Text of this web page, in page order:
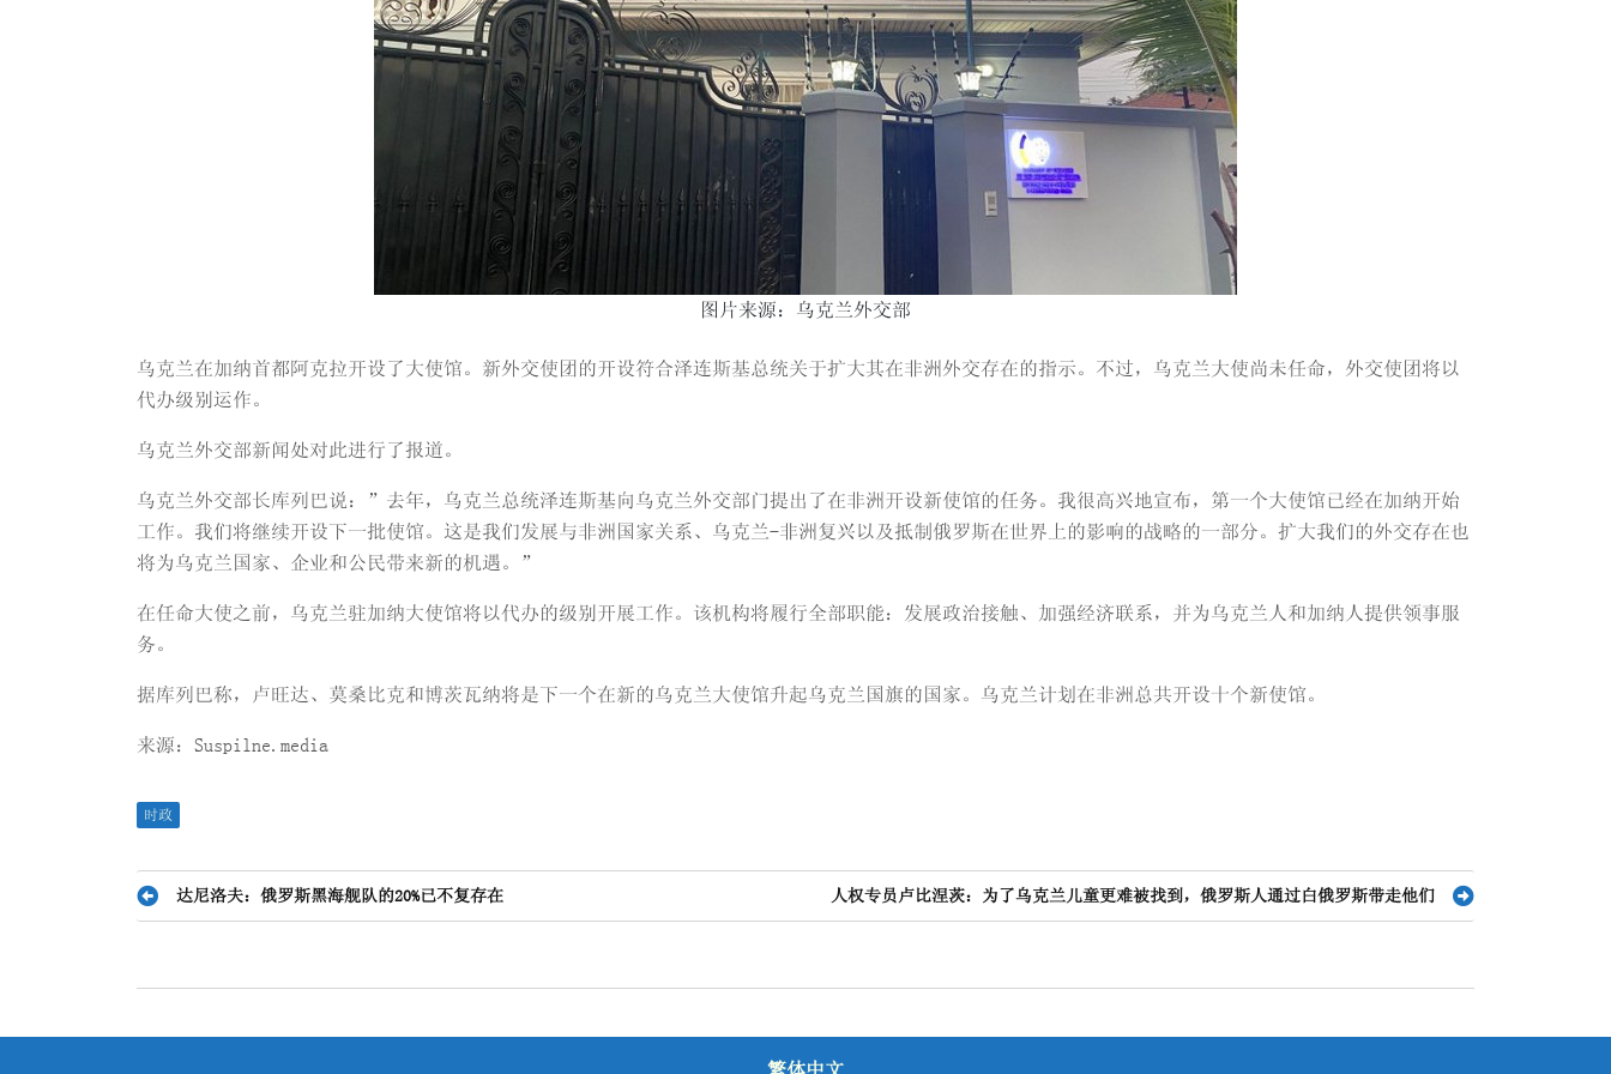
图片来源：乌克兰外交部
乌克兰在加纳首都阿克拉开设了大使馆。新外交使团的开设符合泽连斯基总统关于扩大其在非洲外交存在的指示。不过，乌克兰大使尚未任命，外交使团将以
代办级别运作。
乌克兰外交部新闻处对此进行了报道。
乌克兰外交部长库列巴说：”去年，乌克兰总统泽连斯基向乌克兰外交部门提出了在非洲开设新使馆的任务。我很高兴地宣布，第一个大使馆已经在加纳开始
工作。我们将继续开设下一批使馆。这是我们发展与非洲国家关系、乌克兰-非洲复兴以及抵制俄罗斯在世界上的影响的战略的一部分。扩大我们的外交存在也
将为乌克兰国家、企业和公民带来新的机遇。”
在任命大使之前，乌克兰驻加纳大使馆将以代办的级别开展工作。该机构将履行全部职能：发展政治接触、加强经济联系，并为乌克兰人和加纳人提供领事服
务。
据库列巴称，卢旺达、莫桑比克和博茨瓦纳将是下一个在新的乌克兰大使馆升起乌克兰国旗的国家。乌克兰计划在非洲总共开设十个新使馆。
来源：Suspilne.media
时政
文
导
航
达尼洛夫：俄罗斯黑海舰队的20%已不复存在 人权专员卢比涅茨：为了乌克兰儿童更难被找到，俄罗斯人通过白俄罗斯带走他们
繁体中文